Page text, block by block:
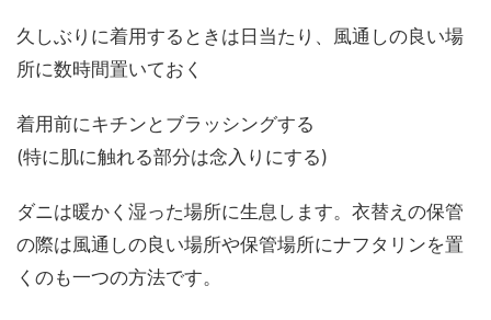
久しぶりに着用するときは日当たり、風通しの良い場
所に数時間置いておく
着用前にキチンとブラッシングする
(特に肌に触れる部分は念入りにする)
ダニは暖かく湿った場所に生息します。衣替えの保管
の際は風通しの良い場所や保管場所にナフタリンを置
くのも一つの方法です。